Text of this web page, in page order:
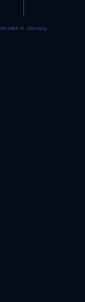
89.9983°N · Meritking